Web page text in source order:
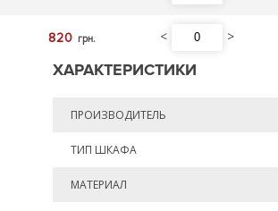
820 грн. < >
ХАРАКТЕРИСТИКИ
ПРОИЗВОДИТЕЛЬ
ТИП ШКАФА
МАТЕРИАЛ